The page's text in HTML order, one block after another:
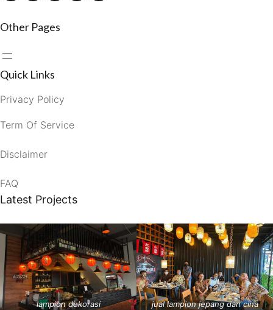
Other Pages
Quick Links
Privacy Policy
Term Of Service
Disclaimer
FAQ
Latest Projects
lampion dekorasi jual lampion jepang dan cina